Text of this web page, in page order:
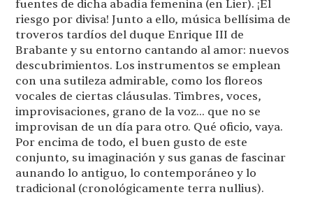
fuentes de dicha abadía femenina (en Lier). ¡El
riesgo por divisa! Junto a ello, música bellísima de
troveros tardíos del duque Enrique III de
Brabante y su entorno cantando al amor: nuevos
descubrimientos. Los instrumentos se emplean
con una sutileza admirable, como los floreos
vocales de ciertas cláusulas. Timbres, voces,
improvisaciones, grano de la voz... que no se
improvisan de un día para otro. Qué oficio, vaya.
Por encima de todo, el buen gusto de este
conjunto, su imaginación y sus ganas de fascinar
aunando lo antiguo, lo contemporáneo y lo
tradicional (cronológicamente terra nullius).